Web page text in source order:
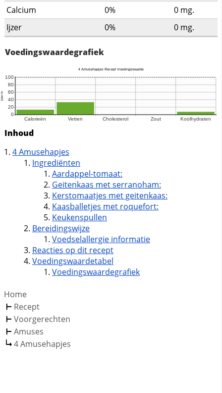
Calcium 0% 0 mg.
Ijzer
0% 0 mg.
Voedingswaardegrafiek
Inhoud
4 Amusehapjes
Ingrediënten
Aardappel-tomaat:
Geitenkaas met serranoham:
Kerstomaatjes met geitenkaas:
Kaasballetjes met roquefort:
Keukenspullen
Bereidingswijze
Voedselallergie informatie
Reacties op dit recept
Voedingswaardetabel
Voedingswaardegrafiek
Home
Recept
Voorgerechten
Amuses
4 Amusehapjes